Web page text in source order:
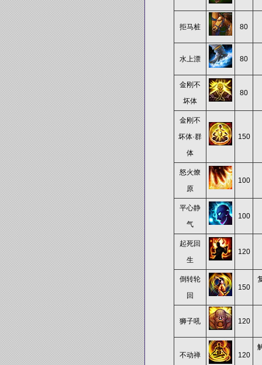
拒马桩 80
水上漂 80
金刚不
坏体
80
金刚不
坏体·群
体
150
怒火燎
原
100
平心静
气
100
起死回
生
120
倒转轮
回
150
狮子吼 120
不动禅 120